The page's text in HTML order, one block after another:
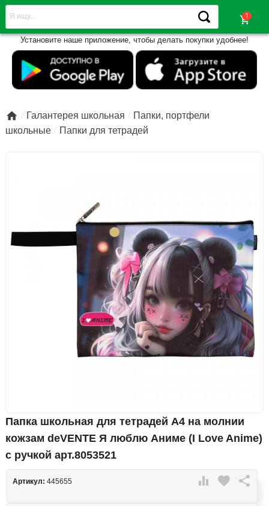
shopping_cart
Установите наше приложение, чтобы делать покупки удобнее!
 Галантерея школьная
Папки, портфели
школьные
Папки для тетрадей
Папка школьная для тетрадей А4 на молнии
кожзам deVENTE Я люблю Аниме (I Love Anime)
с ручкой арт.8053521
 favorite 
Артикул: 445655